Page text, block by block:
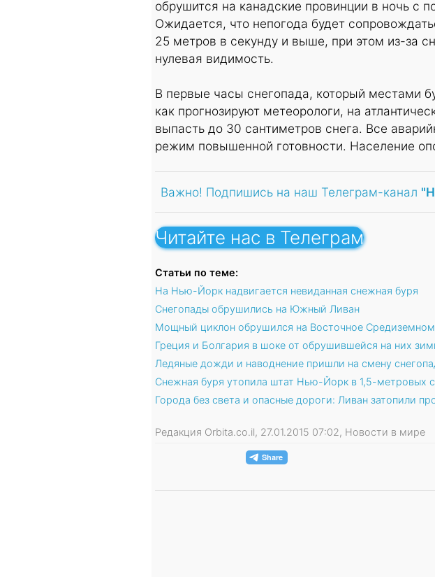
обрушится на канадские провинции в ночь с
Ожидается, что непогода будет
25 метров в секунду и выше, при этом из-за
нулевая видимость.
В первые часы снегопада, который местами
как прогнозируют метеорологи, на
выпасть до 30 сантиметров снега. Все
режим повышенной готовности. Население
Важно! Подпишись на наш Телеграм-канал
Читайте нас в Телеграм
Статьи по теме:
На Нью-Йорк надвигается невиданная снежная буря
Снегопады обрушились на Южный Ливан
Мощный циклон обрушился на Восточное
Греция и Болгария в шоке от обрушившейся на них
Ледяные дожди и наводнение пришли на смену
Снежная буря утопила штат Нью-Йорк в 1,5-метровых
Города без света и опасные дороги: Ливан затопили
Редакция Orbita.co.il, 27.01.2015 07:02, Новости в мире